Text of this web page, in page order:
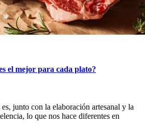
el mejor para cada plato?
junto con la elaboración artesanal y la
lo que nos hace diferentes en